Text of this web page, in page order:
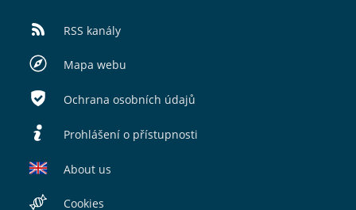
RSS kanály
Mapa webu
Ochrana osobních údajů
Prohlášení o přístupnosti
About us
Cookies